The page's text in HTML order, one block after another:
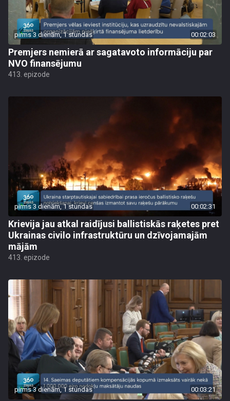
pirms 3 dienām, 1 stundas 00:02:03
Premjers nemierā ar sagatavoto informāciju par
NVO finansējumu
413. epizode
pirms 3 dienām, 1 stundas 00:02:31
Krievija jau atkal raidījusi ballistiskās raķetes pret
Ukrainas civilo infrastruktūru un dzīvojamajām
mājām
413. epizode
pirms 3 dienām, 1 stundas 00:03:21